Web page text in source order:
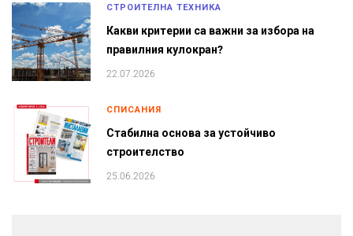
СТРОИТЕЛНА ТЕХНИКА
Какви критерии са важни за избора на
правилния кулокран?
22.07.2026
СПИСАНИЯ
Стабилна основа за устойчиво
строителство
25.06.2026